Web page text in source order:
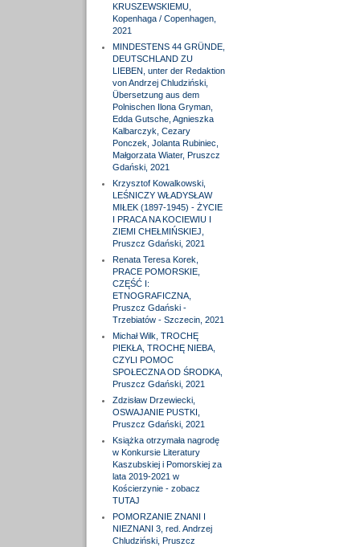
KRUSZEWSKIEMU,
Kopenhaga / Copenhagen,
2021
MINDESTENS 44 GRÜNDE,
DEUTSCHLAND ZU
LIEBEN, unter der Redaktion
von Andrzej Chludziński,
Übersetzung aus dem
Polnischen Ilona Gryman,
Edda Gutsche, Agnieszka
Kalbarczyk, Cezary
Ponczek, Jolanta Rubiniec,
Małgorzata Wiater, Pruszcz
Gdański, 2021
Krzysztof Kowalkowski,
LEŚNICZY WŁADYSŁAW
MIŁEK (1897-1945) - ŻYCIE
I PRACA NA KOCIEWIU I
ZIEMI CHEŁMIŃSKIEJ,
Pruszcz Gdański, 2021
Renata Teresa Korek,
PRACE POMORSKIE,
CZĘŚĆ I:
ETNOGRAFICZNA,
Pruszcz Gdański -
Trzebiatów - Szczecin, 2021
Michał Wilk, TROCHĘ
PIEKŁA, TROCHĘ NIEBA,
CZYLI POMOC
SPOŁECZNA OD ŚRODKA,
Pruszcz Gdański, 2021
Zdzisław Drzewiecki,
OSWAJANIE PUSTKI,
Pruszcz Gdański, 2021
Książka otrzymała nagrodę
w Konkursie Literatury
Kaszubskiej i Pomorskiej za
lata 2019-2021 w
Kościerzynie - zobacz
TUTAJ
POMORZANIE ZNANI I
NIEZNANI 3, red. Andrzej
Chludziński, Pruszcz